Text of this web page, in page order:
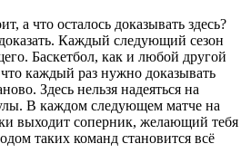
а что осталось доказывать здесь?
Каждый следующий сезон
Баскетбол, как и любой другой
каждый раз нужно доказывать
Здесь нельзя надеяться на
В каждом следующем матче на
выходит соперник, желающий тебя
таких команд становится всё